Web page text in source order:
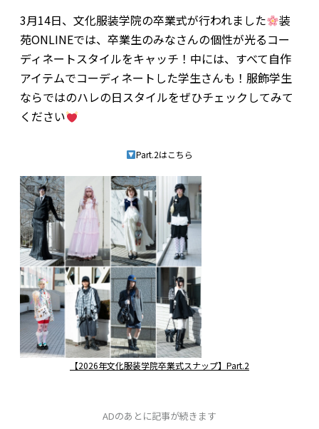
3月14日、文化服装学院の卒業式が行われました
装
苑ONLINEでは、卒業生のみなさんの個性が光るコー
ディネートスタイルをキャッチ！中には、すべて自作
アイテムでコーディネートした学生さんも！服飾学生
ならではのハレの日スタイルをぜひチェックしてみて
ください
Part.2はこちら
【2026年文化服装学院卒業式スナップ】Part.2
ADのあとに記事が続きます